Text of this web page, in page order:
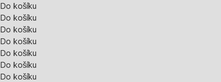
Do košíku
Do košíku
Do košíku
Do košíku
Do košíku
Do košíku
Do košíku